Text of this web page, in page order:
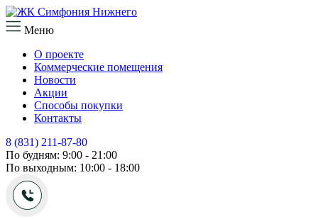
Меню
О проекте
Коммерческие помещения
Новости
Акции
Способы покупки
Контакты
8 (831) 211-87-80
По будням: 9:00 - 21:00
По выходным: 10:00 - 18:00